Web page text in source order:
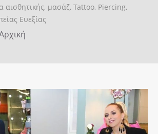
αισθητικής, μασάζ, Tattoo, Piercing,
Ευεξίας